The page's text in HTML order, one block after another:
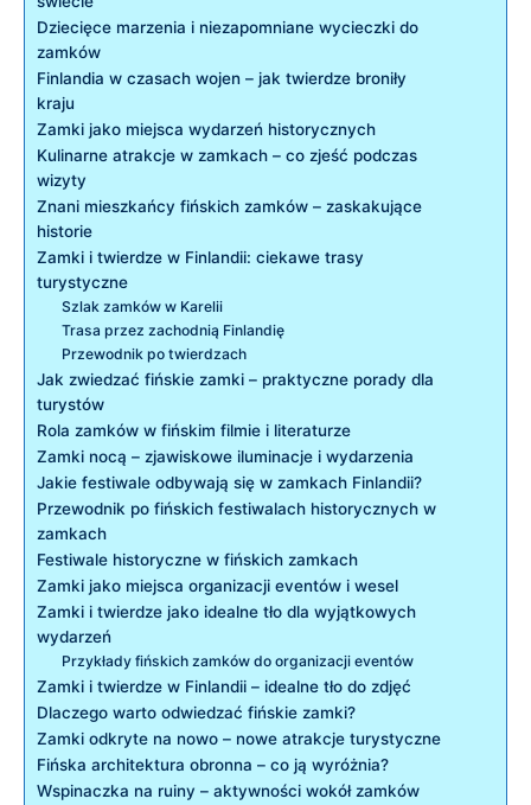
Dziecięce marzenia i‍ niezapomniane wycieczki do
zamków
Finlandia w czasach ‌wojen – jak⁤ twierdze broniły
kraju
Zamki jako​ miejsca wydarzeń historycznych
Kulinarne atrakcje w zamkach – co zjeść podczas
wizyty
Znani mieszkańcy fińskich zamków – zaskakujące⁢
historie
Zamki ‍i twierdze w Finlandii: ciekawe trasy
turystyczne
Szlak ⁤zamków w Karelii
Trasa​ przez zachodnią Finlandię
Przewodnik po twierdzach
Jak⁢ zwiedzać ⁢fińskie zamki – praktyczne porady dla
turystów
Rola zamków w⁤ fińskim filmie i literaturze
Zamki nocą – zjawiskowe iluminacje i wydarzenia
Jakie festiwale odbywają się ‌w zamkach Finlandii?
Przewodnik po fińskich​ festiwalach ⁣historycznych w
zamkach
Festiwale historyczne​ w fińskich⁤ zamkach
Zamki jako​ miejsca organizacji eventów i wesel
Zamki i twierdze jako idealne tło dla wyjątkowych
wydarzeń
Przykłady fińskich zamków do organizacji eventów
Zamki i twierdze w ⁤Finlandii – ‍idealne tło do zdjęć
Dlaczego warto odwiedzać fińskie zamki?
Zamki odkryte na‍ nowo – nowe atrakcje turystyczne
Fińska architektura obronna – co ją ‌wyróżnia?
Wspinaczka na ruiny‍ – aktywności wokół zamków